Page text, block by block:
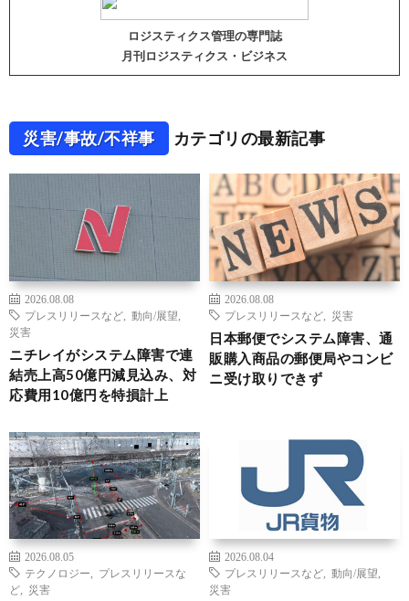
ロジスティクス管理の専門誌
月刊ロジスティクス・ビジネス
災害/事故/不祥事 カテゴリの最新記事
2026.08.08
プレスリリースなど
動向/展望
災害
ニチレイがシステム障害で連
結売上高50億円減見込み、対
応費用10億円を特損計上
2026.08.08
プレスリリースなど
災害
日本郵便でシステム障害、通
販購入商品の郵便局やコンビ
ニ受け取りできず
2026.08.05
テクノロジー
プレスリリースな
ど
災害
2026.08.04
プレスリリースなど
動向/展望
災害